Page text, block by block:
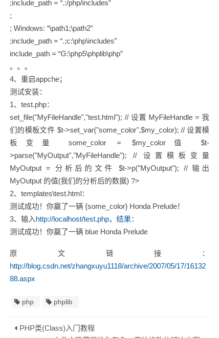
;include_path = “.:/php/includes”
;
; Windows: “\path1;\path2”
;include_path = “.;c:\php\includes”
include_path = “G:\php5\phplib\php”
。。。
4、重启appche；
测试安装：
1、test.php：
set_file("MyFileHandle","test.html"); // 设置 MyFileHandle = 我
们的模板文件 $t->set_var("some_color",$my_color); // 设置模
板变量 some_color = $my_color值 $t-
>parse("MyOutput","MyFileHandle"); // 设置模板变量
MyOutput = 分析后的文件 $t->p("MyOutput"); // 输出
MyOutput 的值(我们的分析后的数据) ?>
2、templates\test.html：
测试成功！你赢了一辆 {some_color} Honda Prelude！
3、输入http://localhost/test.php，结果：
测试成功！你赢了一辆 blue Honda Prelude
原文链接：
http://blog.csdn.net/zhangxuyu1118/archive/2007/05/17/16132
88.aspx
php phplib
PHP类(Class)入门教程